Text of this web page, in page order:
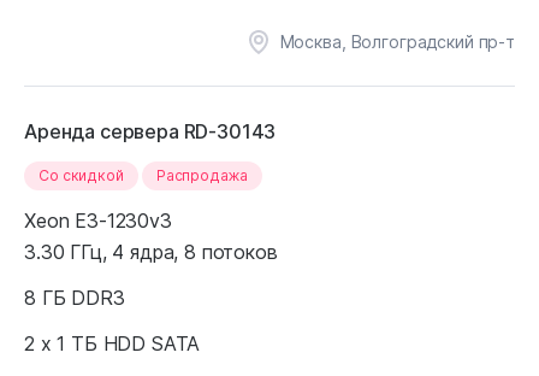
Москва, Волгоградский пр-т
Аренда сервера RD-30143
Cо скидкой Распродажа
Xeon E3-1230v3
3.30 ГГц, 4 ядра, 8 потоков
8 ГБ DDR3
2 x 1 ТБ HDD SATA